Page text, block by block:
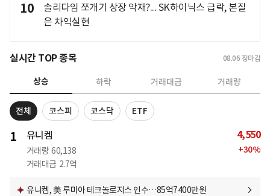
10
솔리다임 쪼개기 상장 악재?... SK하이닉스 급락, 본질
은 차익실현
실시간 TOP 종목 08.06 장마감
상승 하락 거래대금 거래량
전체 코스피 코스닥 ETF
1 유니켐
거래량 60,138
거래대금 2.7억
4,550
+30%
유니켐, 美 루미아 테크놀로지스 인수…85억7400만원